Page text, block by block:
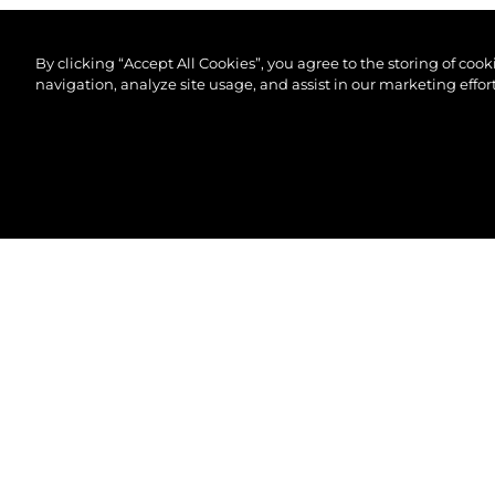
By clicking “Accept All Cookies”, you agree to the storing of
navigation, analyze site usage, and assist in our marketing